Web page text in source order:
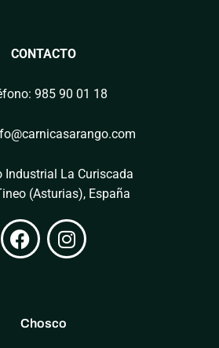
CONTACTO
985 90 01 18
Industrial La Curiscada
(Asturias), España
Chosco